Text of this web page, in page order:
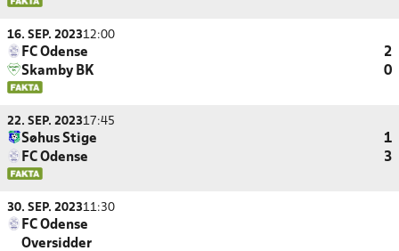
16. SEP. 202312:00
FC Odense
2
Skamby BK
0
22. SEP. 202317:45
Søhus Stige
1
FC Odense
3
30. SEP. 202311:30
FC Odense
Oversidder